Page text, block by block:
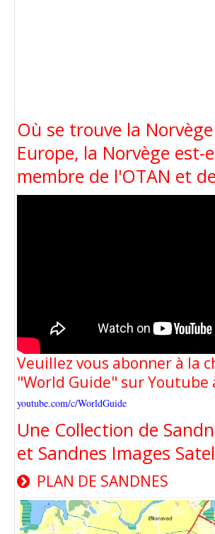
Où se trouve la
Europe, la Norvège est-
membre de l'OTAN et
Veuillez vous abonner à la
"World Guide" sur Youtube
youtube.com/c/WorldGuide
Une Collection de
et Sandnes Images
PLAN DE SANDNES